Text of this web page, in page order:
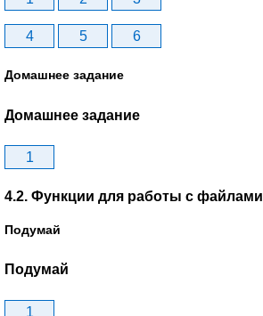
4 5 6
Домашнее задание
Домашнее задание
1
4.2. Функции для работы с файлами
Подумай
Подумай
1